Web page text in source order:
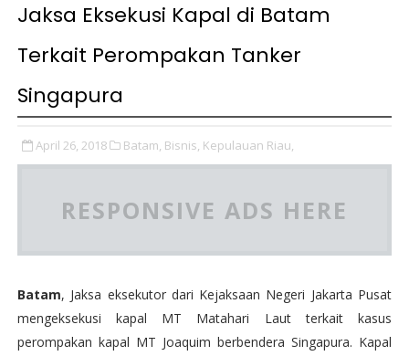
Jaksa Eksekusi Kapal di Batam
Terkait Perompakan Tanker
Singapura
April 26, 2018 Batam, Bisnis, Kepulauan Riau,
RESPONSIVE ADS HERE
Batam, Jaksa eksekutor dari Kejaksaan Negeri Jakarta Pusat
mengeksekusi kapal MT Matahari Laut terkait kasus
perompakan kapal MT Joaquim berbendera Singapura. Kapal